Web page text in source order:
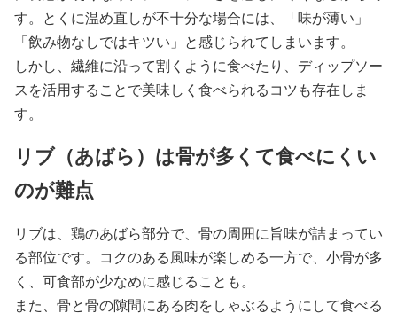
す。とくに温め直しが不十分な場合には、「味が薄い」
「飲み物なしではキツい」と感じられてしまいます。
しかし、繊維に沿って割くように食べたり、ディップソー
スを活用することで美味しく食べられるコツも存在しま
す。
リブ（あばら）は骨が多くて食べにくい
のが難点
リブは、鶏のあばら部分で、骨の周囲に旨味が詰まってい
る部位です。コクのある風味が楽しめる一方で、小骨が多
く、可食部が少なめに感じることも。
また、骨と骨の隙間にある肉をしゃぶるようにして食べる